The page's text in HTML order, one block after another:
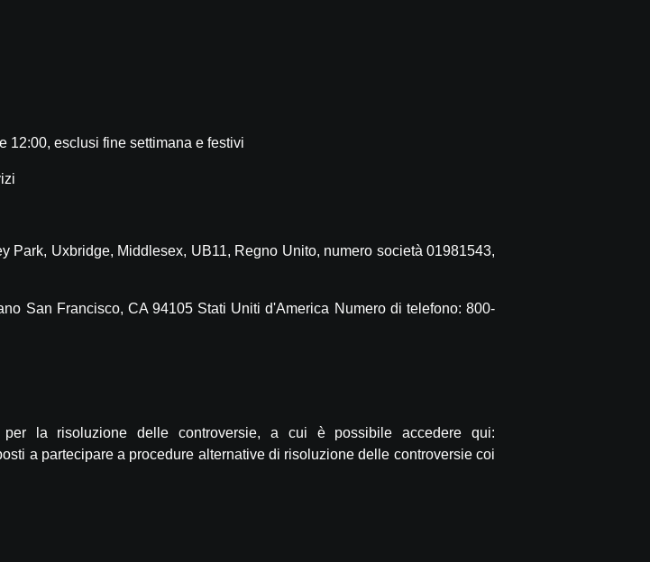
12:00, esclusi fine settimana e festivi
Park, Uxbridge, Middlesex, UB11, Regno Unito, numero società 01981543,
San Francisco, CA 94105 Stati Uniti d'America Numero di telefono:800-
la risoluzione delle controversie, a cui è possibile accedere qui:
a partecipare a procedure alternative di risoluzione delle controversie coi